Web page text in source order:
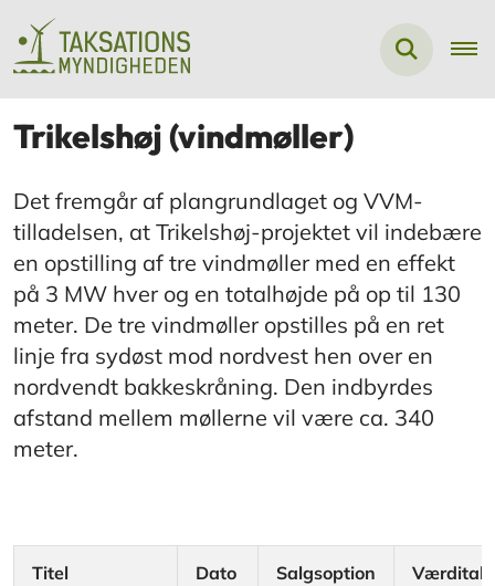
Trikelshøj (vindmøller)
Det fremgår af plangrundlaget og VVM-
tilladelsen, at Trikelshøj-projektet vil indebære
en opstilling af tre vindmøller med en effekt
på 3 MW hver og en totalhøjde på op til 130
meter. De tre vindmøller opstilles på en ret
linje fra sydøst mod nordvest hen over en
nordvendt bakkeskråning. Den indbyrdes
afstand mellem møllerne vil være ca. 340
meter.
Titel Dato Salgsoption Værditab